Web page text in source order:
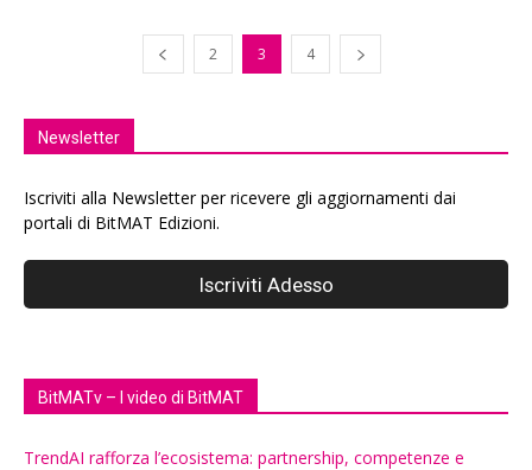
2 3 4
Newsletter
Iscriviti alla Newsletter per ricevere gli aggiornamenti dai
portali di BitMAT Edizioni.
BitMATv – I video di BitMAT
TrendAI rafforza l’ecosistema: partnership, competenze e